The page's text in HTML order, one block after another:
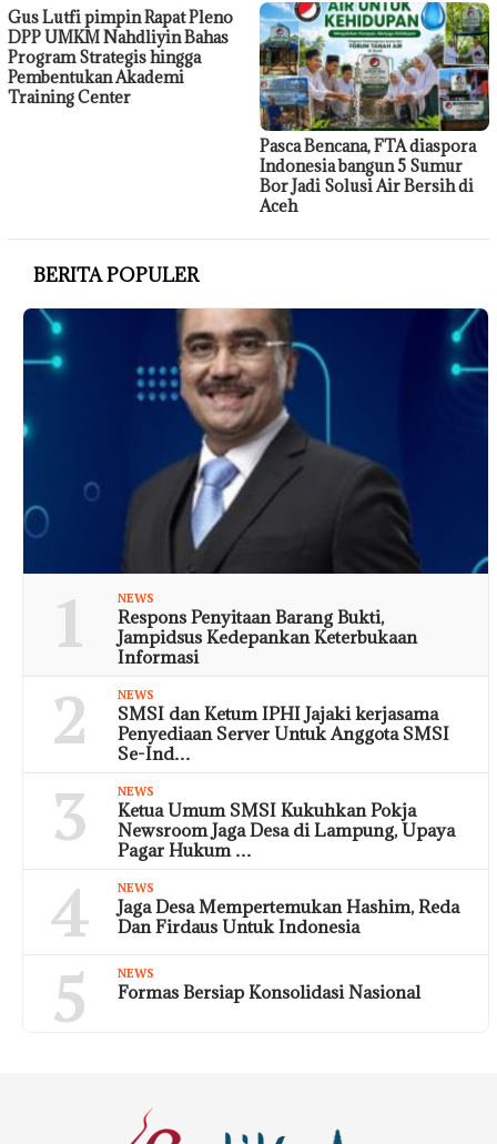
Gus Lutfi pimpin Rapat Pleno
DPP UMKM Nahdliyin Bahas
Program Strategis hingga
Pembentukan Akademi
Training Center
Pasca Bencana, FTA diaspora
Indonesia bangun 5 Sumur
Bor Jadi Solusi Air Bersih di
Aceh
BERITA POPULER
1 NEWS
Respons Penyitaan Barang Bukti,
Jampidsus Kedepankan Keterbukaan
Informasi
2 NEWS
SMSI dan Ketum IPHI Jajaki kerjasama
Penyediaan Server Untuk Anggota SMSI
Se-Ind…
3 NEWS
Ketua Umum SMSI Kukuhkan Pokja
Newsroom Jaga Desa di Lampung, Upaya
Pagar Hukum …
4 NEWS
Jaga Desa Mempertemukan Hashim, Reda
Dan Firdaus Untuk Indonesia
5 NEWS
Formas Bersiap Konsolidasi Nasional